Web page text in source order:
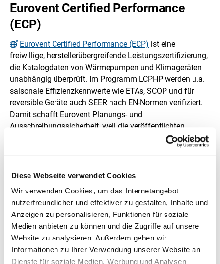
Diese Webseite verwendet Cookies
Wir verwenden Cookies, um das Internetangebot
nutzerfreundlicher und effektiver zu gestalten, Inhalte und
Anzeigen zu personalisieren, Funktionen für soziale
Medien anbieten zu können und die Zugriffe auf unsere
Website zu analysieren. Außerdem geben wir
Informationen zu Ihrer Verwendung unserer Website an
Dienste für soziale Medien, Werbung und Analysen
Eurovent Certified Performance
(ECP)
Eurovent Certified Performance (ECP) ist eine
freiwillige, herstellerübergreifende Leistungszertifizierung,
die Katalogdaten von Wärmepumpen und Klimageräten
unabhängig überprüft. Im Programm LCPHP werden u.a.
saisonale Effizienzkennwerte wie ETAs, SCOP und für
reversible Geräte auch SEER nach EN-Normen verifiziert.
Damit schafft Eurovent Planungs- und
Ausschreibungssicherheit, weil die veröffentlichten
Leistungs- und Schalldaten regelmäßig stichprobenhaft
getestet werden. Neben Heizleistung und Effizienz
gemäß EN 12102. Teilnehmende Hersteller werden in
EHPA Gütesiegel
Das EHPA Gütesiegelist ein europäisches
Qualitätszeichen der European Heat Pump Association